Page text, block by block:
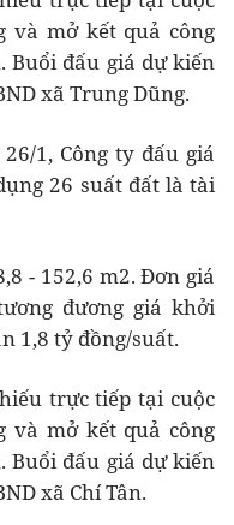
và mở kết quả công
Buổi đấu giá dự kiến
xã Trung Dũng.
26/1, Công ty đấu giá
26 suất đất là tài
- 152,6 m2. Đơn giá
đương giá khởi
1,8 tỷ đồng/suất.
trực tiếp tại cuộc
và mở kết quả công
Buổi đấu giá dự kiến
xã Chí Tân.